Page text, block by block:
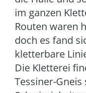
im ganzen
Routen waren
doch es fand
kletterbare
Die Kletterei
Tessiner-